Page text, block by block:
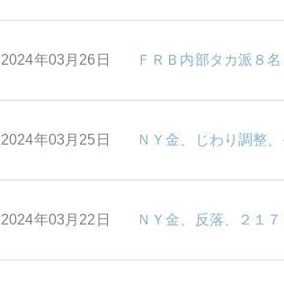
2024年03月26日 ＦＲＢ内部タカ派８
2024年03月25日 ＮＹ金、じわり調整
2024年03月22日 ＮＹ金、反落、２１